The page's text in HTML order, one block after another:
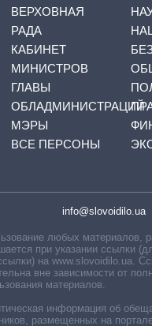
ВЕРХОВНАЯ
РАДА
КАБИНЕТ
МИНИСТРОВ
ГЛАВЫ
ОБЛАДМИНИСТРАЦИЙ
МЭРЫ
ВСЕ ПЕРСОНЫ
info@slovoidilo.ua
любых материалов,
при указании ссылки
на www.slovoidilo.ua.
вне зависимости от
материалов.
информация об
размещенных на